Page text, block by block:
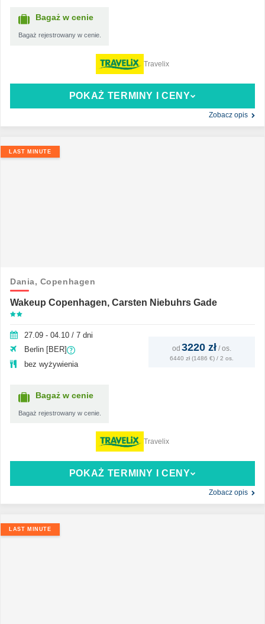
Bagaż w cenie
Bagaż rejestrowany w cenie.
POKAŻ TERMINY I CENY
Zobacz opis
Travelix
LAST MINUTE
Dania, Copenhagen
Wakeup Copenhagen, Carsten Niebuhrs Gade
27.09 - 04.10 / 7 dni
Berlin [BER]
bez wyżywienia
Bagaż w cenie
Bagaż rejestrowany w cenie.
od 3220 zł / os.
6440 zł (1486 €) / 2 os.
POKAŻ TERMINY I CENY
Zobacz opis
Travelix
LAST MINUTE